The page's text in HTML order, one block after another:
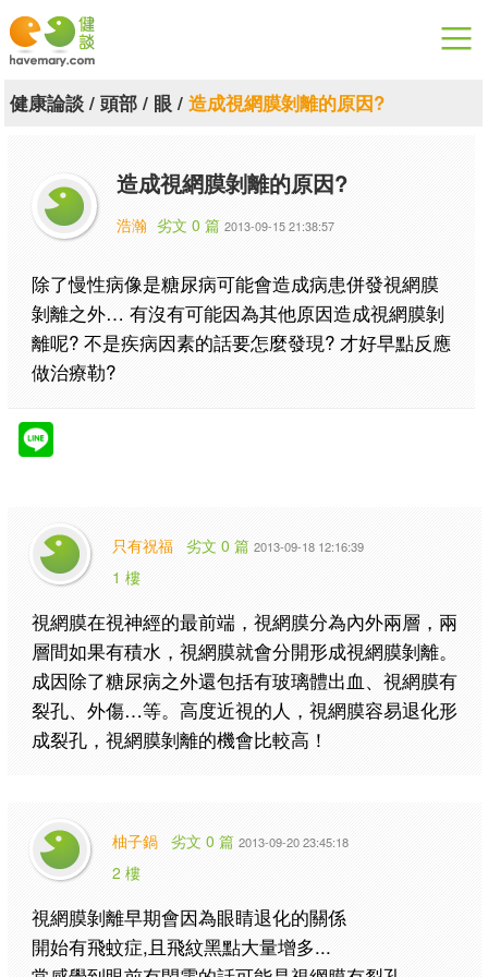
漫漫健康
關於健談
聯絡我們
下載專區
健康論談/ 頭部/ 眼/ 造成視網膜剝離的原因?
造成視網膜剝離的原因?
浩瀚 劣文 0 篇 2013-09-15 21:38:57
除了慢性病像是糖尿病可能會造成病患併發視網膜
剝離之外… 有沒有可能因為其他原因造成視網膜剝
離呢? 不是疾病因素的話要怎麼發現? 才好早點反應
做治療勒?
只有祝福 劣文 0 篇 2013-09-18 12:16:39
1 樓
視網膜在視神經的最前端，視網膜分為內外兩層，兩
層間如果有積水，視網膜就會分開形成視網膜剝離。
成因除了糖尿病之外還包括有玻璃體出血、視網膜有
裂孔、外傷…等。高度近視的人，視網膜容易退化形
成裂孔，視網膜剝離的機會比較高！
柚子鍋 劣文 0 篇 2013-09-20 23:45:18
2 樓
視網膜剝離早期會因為眼睛退化的關係
開始有飛蚊症,且飛紋黑點大量增多...